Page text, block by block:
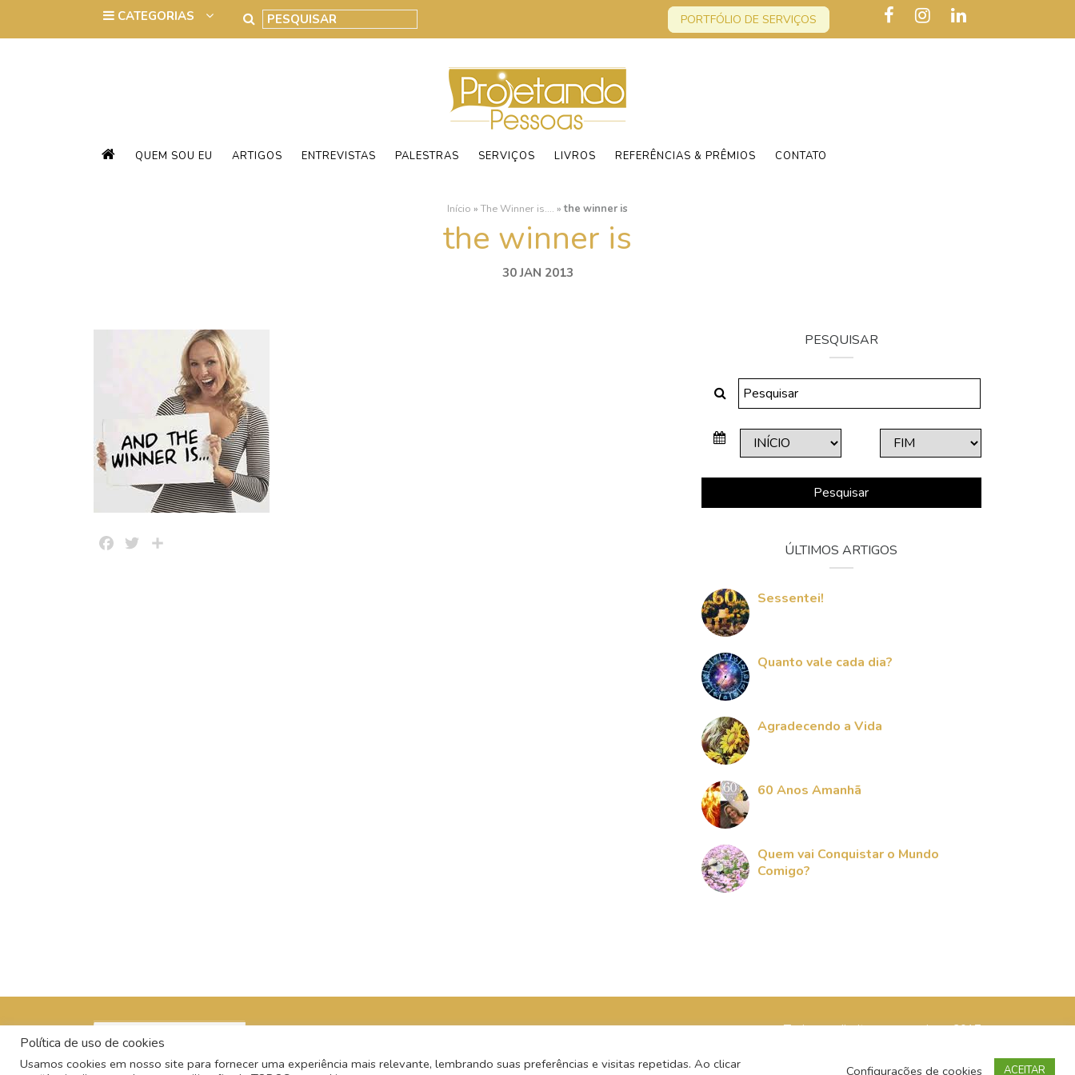
PORTFÓLIO DE SERVIÇOS
QUEM SOU EU ARTIGOS ENTREVISTAS PALESTRAS SERVIÇOS LIVROS REFERÊNCIAS & PRÊMIOS CONTATO
Início »The Winner is…. »the winner is
the winner is
30 JAN 2013
FacebookTwitter
PESQUISAR
Pesquisar
ÚLTIMOS ARTIGOS
Sessentei!
Quanto vale cada dia?
Agradecendo a Vida
60 Anos Amanhã
Quem vai Conquistar o Mundo
Comigo?
Todos os direitos reservados - 2017
Política de uso de cookies
Usamos cookies em nosso site para fornecer uma experiência mais relevante, lembrando suas preferências e visitas repetidas. Ao clicar
Configurações de cookies ACEITAR